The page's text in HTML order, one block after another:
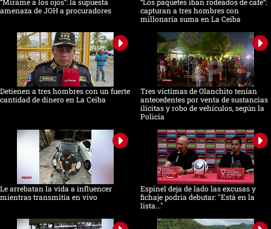
“Mírame a los ojos”: la supuesta
amenaza de JOH a procuradores
“Los paquetes iban rodeados de café”:
capturan a tres hombres con
millonaria suma en La Ceiba
Detienen a tres hombres con un fuerte
cantidad de dinero en La Ceiba
Tres víctimas de Olanchito tenían
antecedentes por venta de sustancias
ilícitas y robo de vehículos, según la
Policía
Le arrebatan la vida a influencer
mientras transmitía en vivo
Espinel deja de lado las excusas y
fichaje podría debutar: "Está en la
lista..."